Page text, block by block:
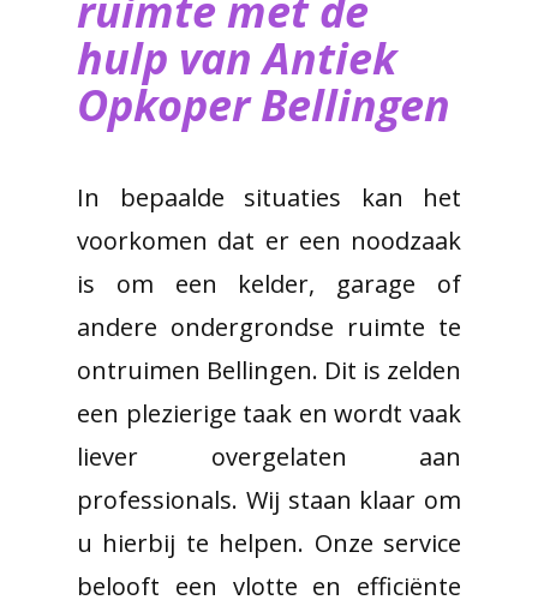
hulp van ​Antiek
Opkoper Bellingen
In bepaalde situaties kan het
voorkomen dat er een noodzaak
is om een kelder, garage of
andere ondergrondse ruimte te
ontruimen Bellingen. Dit is zelden
een plezierige taak en wordt vaak
liever overgelaten aan
professionals. Wij staan klaar om
u hierbij te helpen. Onze service
belooft een vlotte en efficiënte